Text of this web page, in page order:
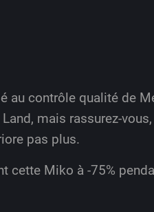
au contrôle qualité de
mais rassurez-
pas plus.
cette Miko à -75%